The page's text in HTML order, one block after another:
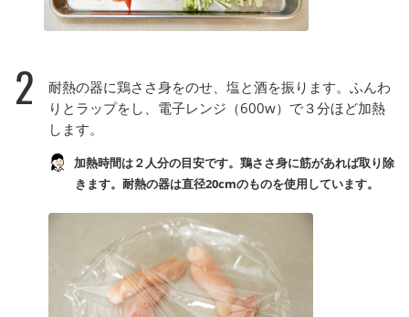
2
耐熱の器に鶏ささ身をのせ、塩と酒を振ります。ふんわ
りとラップをし、電子レンジ（600w）で３分ほど加熱
します。
加熱時間は２人分の目安です。鶏ささ身に筋があれば取り除
きます。耐熱の器は直径20cmのものを使用しています。